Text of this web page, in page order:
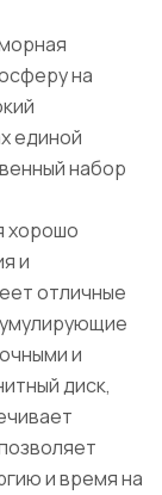
на
единой
набор
хорошо
и
отличные
и
диск,
и время на